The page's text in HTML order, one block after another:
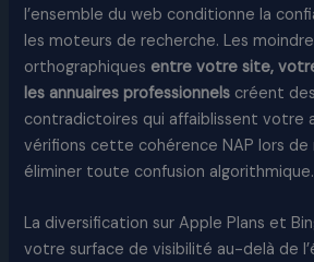
l’ensemble du web conditionne la
les moteurs de recherche. Les
orthographiques entre votre site,
les annuaires professionnels créent
contradictoires qui affaiblissent votre
vérifions cette cohérence NAP lors de
éliminer toute confusion algorithmique.
La diversification sur Apple Plans et
votre surface de visibilité au-delà de